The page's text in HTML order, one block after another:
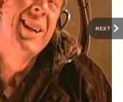
NEXT